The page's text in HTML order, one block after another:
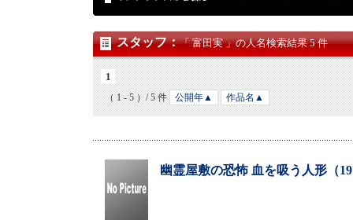
スタッフ：「 富田実 」の人名検索結果 5 件
1
（ 1 - 5 ）/ 5 件 公開年▲ 作品名▲
幽霊屋敷の恐怖 血を吸う人形（